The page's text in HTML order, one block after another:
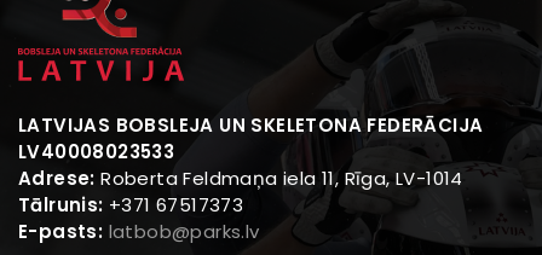
LATVIJAS BOBSLEJA UN SKELETONA FEDERĀCIJA
LV40008023533
Adrese:Roberta Feldmaņa iela 11, Rīga, LV-1014
Tālrunis: +371 67517373
E-pasts: latbob@parks.lv